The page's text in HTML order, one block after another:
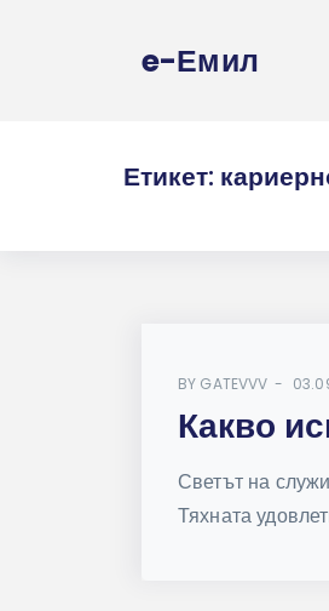
e-Емил
Етикет:
BY GATEVVV
Какво
Светът на
Тяхната